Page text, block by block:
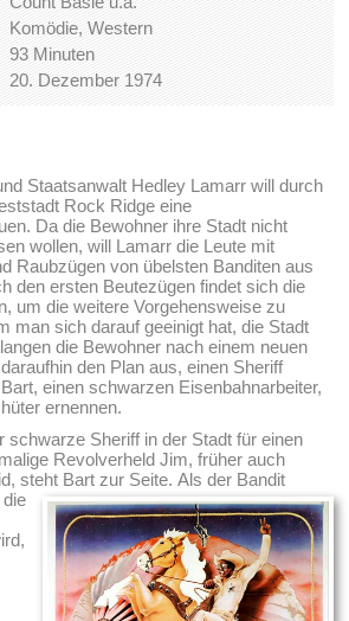
Komödie, Western
93 Minuten
20. Dezember 1974
Staatsanwalt Hedley Lamarr will durch
Rock Ridge eine
Da die Bewohner ihre Stadt nicht
wollen, will Lamarr die Leute mit
Raubzügen von übelsten Banditen aus
den ersten Beutezügen findet sich die
um die weitere Vorgehensweise zu
man sich darauf geeinigt hat, die Stadt
die Bewohner nach einem neuen
den Plan aus, einen Sheriff
einen schwarzen Eisenbahnarbeiter,
ernennen.
schwarze Sheriff in der Stadt für einen
Revolverheld Jim, früher auch
steht Bart zur Seite.Als der Bandit